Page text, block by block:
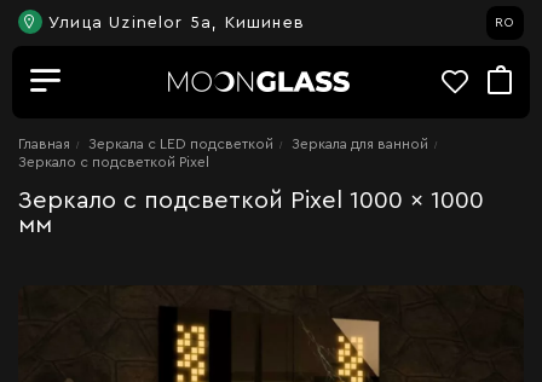
Улица Uzinelor 5a, Кишинев RO
Главная Зеркала c LED подсветкой
Зеркала для ванной
Зеркало с подсветкой Pixel
Зеркало с подсветкой Pixel 1000 x 1000
мм